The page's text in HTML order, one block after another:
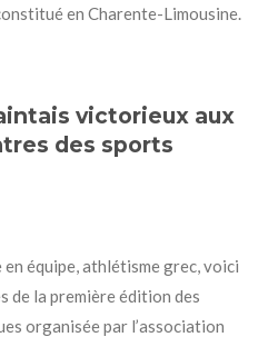
en Charente-Limousine.
victorieux aux
des sports
équipe, athlétisme grec, voici
de la première édition des
organisée par l’association